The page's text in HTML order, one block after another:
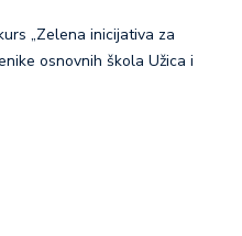
„Zelena inicijativa za
osnovnih škola Užica i